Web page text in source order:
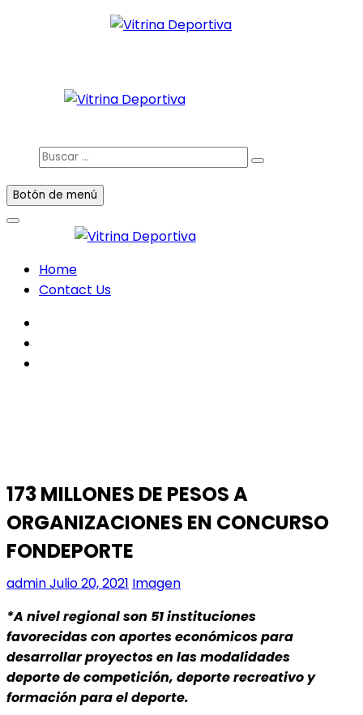
facebook
instagram
Buscar
Botón de menú
Home
Contact Us
173 MILLONES DE PESOS A
ORGANIZACIONES EN CONCURSO
FONDEPORTE
adminJulio 20, 2021 Imagen
*A nivel regional son 51 instituciones
favorecidas con aportes económicos para
desarrollar proyectos en las modalidades
deporte de competición, deporte recreativo y
formación para el deporte.